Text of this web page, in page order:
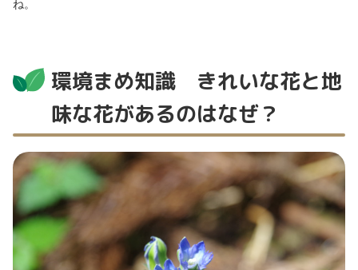
環境まめ知識 きれいな花と地
味な花があるのはなぜ？